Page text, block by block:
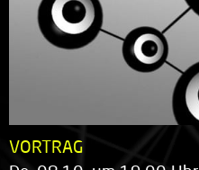
VORTRAG